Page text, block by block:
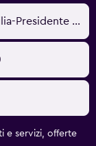
Brasília, Brasile - Aeroporto di Brasilia-Presidente Juscelino Kubitschek (BSB)
e servizi, offerte